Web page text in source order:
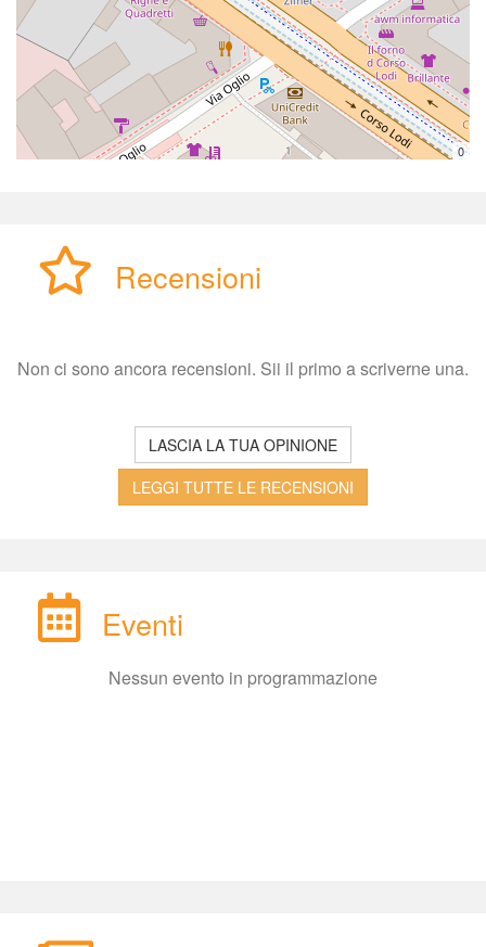
0
Recensioni
Non ci sono ancora recensioni. Sii il primo a scriverne una.
LASCIA LA TUA OPINIONE
LEGGI TUTTE LE RECENSIONI
Eventi
Nessun evento in programmazione